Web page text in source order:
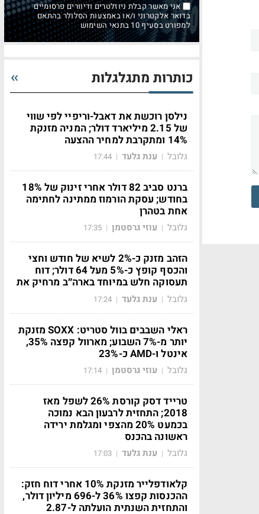
אני מאשר קבלת ניוזלטרים ודיוורים פרסומיים
בדואר אלקטרוני ו/או באמצעות הסלולר בהתאם
למפורט בסעיף 10 בתנאי השימוש
כותרות מתגלגלות
נילסן רוכשת את דאבל-וריפיי לפי שווי
של 2.15 מיליארד דולר; המניה מזנקת
14% ומתקרבת למחיר ההצעה
גלובל | ענת גלעד |
17:44
ברנט סביב 82 דולר אחרי זינוק של 18%
בחודש; עסקת הורמוז ממתינה לחתימה
אחת בטהרן
גלובל | עוזי גרסטמן |
17:35
הזהב מזנק כ-2% לשיא של חודש וחצי
והכסף קופץ כ-5% מעל 64 דולר; דוח
תעסוקה חלש במיוחד בארה״ב מרחיק את
גלובל | ענת גלעד |
17:24
ראלי השבבים בוול סטריט: SOXX מזנקת
יותר מ-7% השבוע; מארוול קפצה 35%,
אינטל ו-AMD כ-23%
גלובל | עוזי גרסטמן |
17:14
טרייד דסק קורסת 26% לשפל מאז
2018; התחזית לרבעון הבא נמוכה
בכמעט 20% מהצפי ומגלמת ירידה
ראשונה בהכנס
גלובל | ענת גלעד |
17:03
קלאודפלייר מזנקת 10% אחרי דוח חזק:
ההכנסות קפצו 36% ל-696 מיליון דולר,
והתחזית השנתית הועלתה ל-2.87